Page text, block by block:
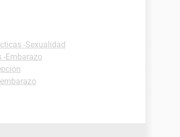
-Sexualidad
-Embarazo